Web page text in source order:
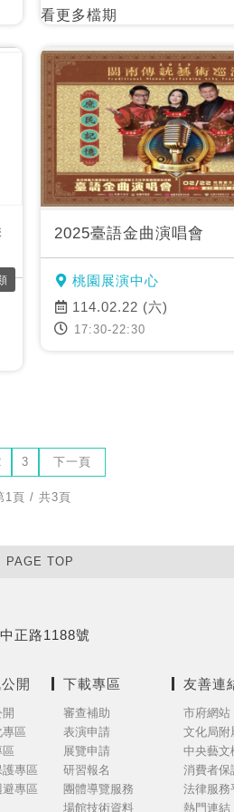
看更多檔期
2025臺語金曲演唱會
桃園展演中心
114.02.22 (六)
17:30-22:30
3 下一頁
1頁 / 共3頁
PAGE TOP
正路1188號
開
區
專區
專區
下載專區
審查補助
表演申請
展覽申請
研習報名
團體導覽服務
場館技術資料
友善連
市府網站
文化局附
中央藝文
消費者保
法律服務
熱門連結